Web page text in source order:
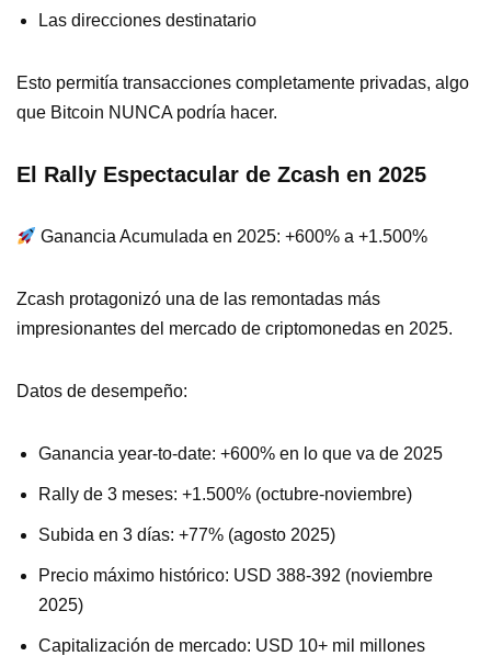
Las direcciones destinatario
Esto permitía transacciones completamente privadas, algo
que Bitcoin NUNCA podría hacer.
El Rally Espectacular de Zcash en 2025
Ganancia Acumulada en 2025: +600% a +1.500%
Zcash protagonizó una de las remontadas más
impresionantes del mercado de criptomonedas en 2025.
Datos de desempeño:
Ganancia year-to-date: +600% en lo que va de 2025
Rally de 3 meses: +1.500% (octubre-noviembre)
Subida en 3 días: +77% (agosto 2025)
Precio máximo histórico: USD 388-392 (noviembre
2025)
Capitalización de mercado: USD 10+ mil millones